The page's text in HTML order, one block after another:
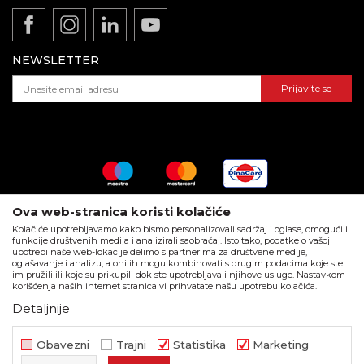
REKLAMACIJE:
E-mail:
reklamacije@beorol.rs
ZAPOSLENJE:
PODACI O KOMPANIJI:
Matični broj : 06327311
PIB: 100166225
Račun : 160-519504-63 Banka Intesa
Call centar: +381 11 44 10 147
Zaposlenje
Gde kupiti - naši partneri
Katalozi i brošure
Politika privatnosti
Kako kupiti - načini plaćanja
Isporuka
Pravo na odustajanje i reklamacije
NEWSLETTER
Prijavite se
Nastojimo da budemo što precizniji u opisu proizvoda, prikazu slika i
samih cena, ali ne možemo garantovati da su sve informacije kompletne
podrazumeva da su dostupni u svakom trenutku.
Ova web-stranica koristi kolačiće
Kolačiće upotrebljavamo kako bismo personalizovali sadržaj i oglase, omogućili
funkcije društvenih medija i analizirali saobraćaj. Isto tako, podatke o vašoj
upotrebi naše web-lokacije delimo s partnerima za društvene medije,
oglašavanje i analizu, a oni ih mogu kombinovati s drugim podacima koje ste
im pružili ili koje su prikupili dok ste upotrebljavali njihove usluge. Nastavkom
korišćenja naših internet stranica vi prihvatate našu upotrebu kolačića.
Detaljnije
Obavezni Trajni Statistika
Marketing